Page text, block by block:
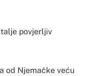
povjerljiv
od Njemačke veću